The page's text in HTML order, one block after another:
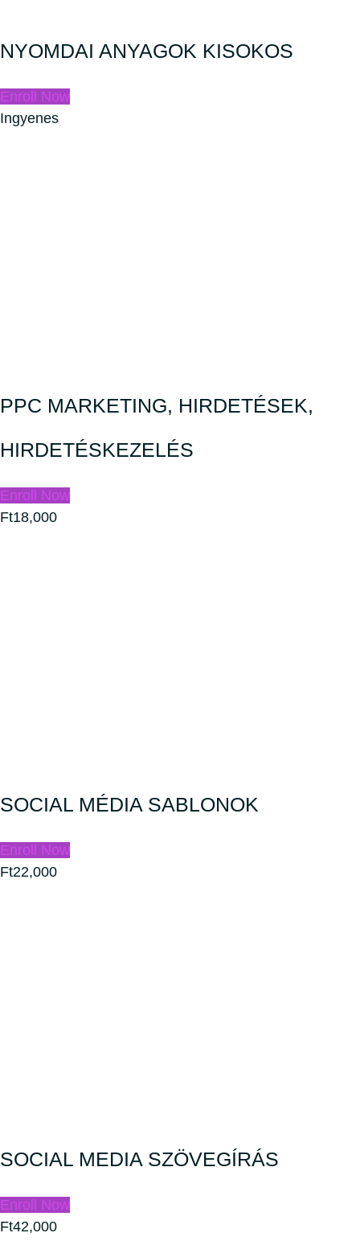
NYOMDAI ANYAGOK KISOKOS
Enroll Now
Ingyenes
PPC MARKETING, HIRDETÉSEK,
HIRDETÉSKEZELÉS
Enroll Now
Ft18,000
SOCIAL MÉDIA SABLONOK
Enroll Now
Ft22,000
SOCIAL MEDIA SZÖVEGÍRÁS
Enroll Now
Ft42,000